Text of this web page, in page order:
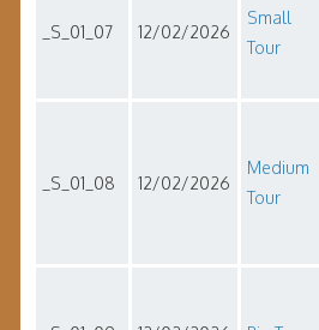
_S_01_07 12/02/2026
Small
Tour
_S_01_08 12/02/2026
Medium
Tour